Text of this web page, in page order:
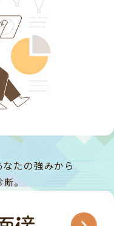
たの強みから
。